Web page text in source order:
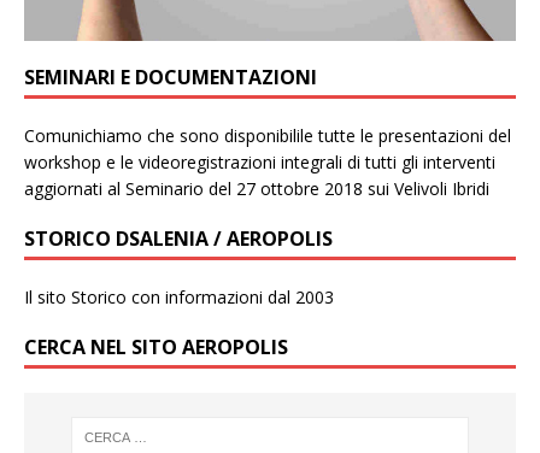
SEMINARI E DOCUMENTAZIONI
Comunichiamo che sono disponibilile tutte le presentazioni del
workshop e le videoregistrazioni integrali di tutti gli interventi
aggiornati al Seminario del 27 ottobre 2018 sui Velivoli Ibridi
STORICO DSALENIA / AEROPOLIS
Il sito Storico con informazioni dal 2003
CERCA NEL SITO AEROPOLIS